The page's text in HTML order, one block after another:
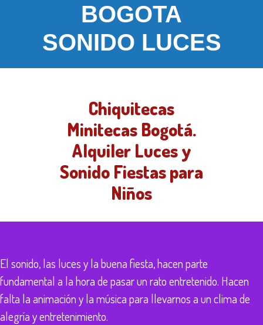
BOGOTA
SONIDO LUCES
Chiquitecas
Minitecas Bogotá.
Alquiler Luces y
Sonido Fiestas para
Niños
El sonido, las luces y la buena fiesta, hacen parte
fundamental a la hora de pasar un rato entretenido. Hacen
falta la animación y la música para llevarnos a un clima de
alegría y entretenimiento.